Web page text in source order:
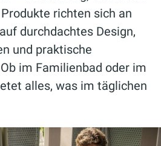
richten sich an
durchdachtes Design,
und praktische
im Familienbad oder im
alles, was im täglichen